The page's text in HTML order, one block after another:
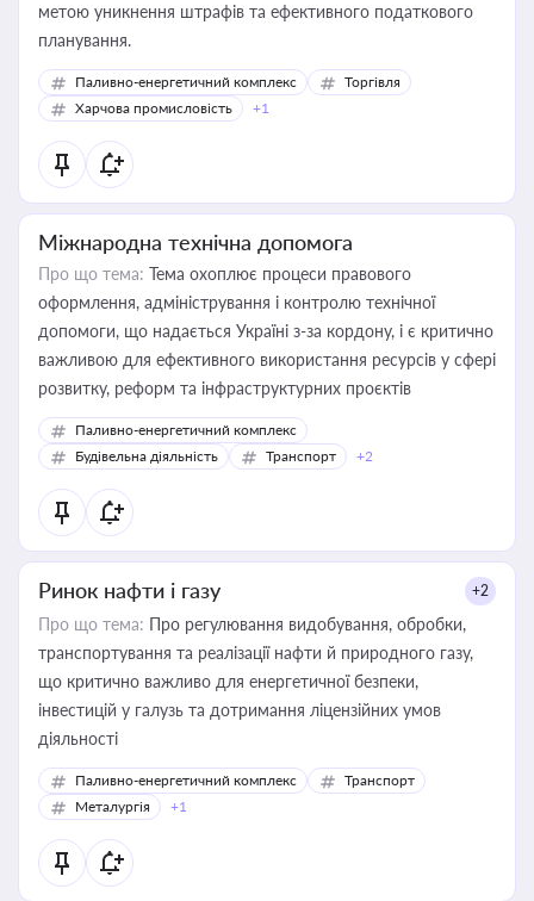
метою уникнення штрафів та ефективного податкового
планування.
Паливно-енергетичний комплекс
Торгівля
Харчова промисловість
+1
Міжнародна технічна допомога
Про що тема: Тема охоплює процеси правового
оформлення, адміністрування і контролю технічної
допомоги, що надається Україні з-за кордону, і є критично
важливою для ефективного використання ресурсів у сфері
розвитку, реформ та інфраструктурних проєктів
Паливно-енергетичний комплекс
Будівельна діяльність
Транспорт +2
Ринок нафти і газу +2
Про що тема: Про регулювання видобування, обробки,
транспортування та реалізації нафти й природного газу,
що критично важливо для енергетичної безпеки,
інвестицій у галузь та дотримання ліцензійних умов
діяльності
Паливно-енергетичний комплекс
Транспорт
Металургія
+1